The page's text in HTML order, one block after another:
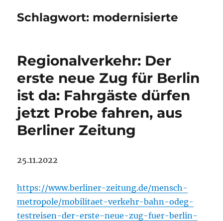
Schlagwort: modernisierte
Regionalverkehr: Der
erste neue Zug für Berlin
ist da: Fahrgäste dürfen
jetzt Probe fahren, aus
Berliner Zeitung
25.11.2022
https://www.berliner-zeitung.de/mensch-
metropole/mobilitaet-verkehr-bahn-odeg-
testreisen-der-erste-neue-zug-fuer-berlin-